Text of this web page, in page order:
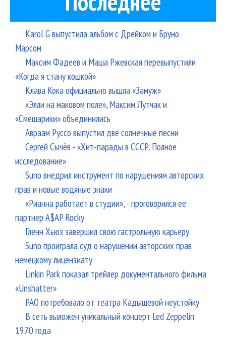
Karol G выпустила альбом с Дрейком и Бруно
Марсом
Максим Фадеев и Маша Ржевская перевыпустили
«Когда я стану кошкой»
Клава Кока официально вышла «Замуж»
«Элли на маковом поле», Максим Лутчак и
«Смешарики» объединились
Авраам Руссо выпустил две солнечные песни
Сергей Сычёв - «Хит-парады в СССР. Полное
исследование»
Suno внедрил инструмент по нарушениям авторских
прав и новые водяные знаки
«Рианна работает в студии», - проговорился ее
партнер A$AP Rocky
Гленн Хьюз завершил свою гастрольную карьеру
Suno проиграла суд о нарушении авторских прав
немецкому лицензиату
Linkin Park показал трейлер документального фильма
«Unshatter»
РАО потребовало от театра Кадышевой неустойку
В сеть выложен уникальный концерт Led Zeppelin
1970 года